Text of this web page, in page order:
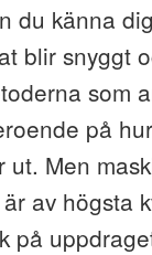
du känna
blir snyggt
som
på hur
ut. Men
av högsta
på